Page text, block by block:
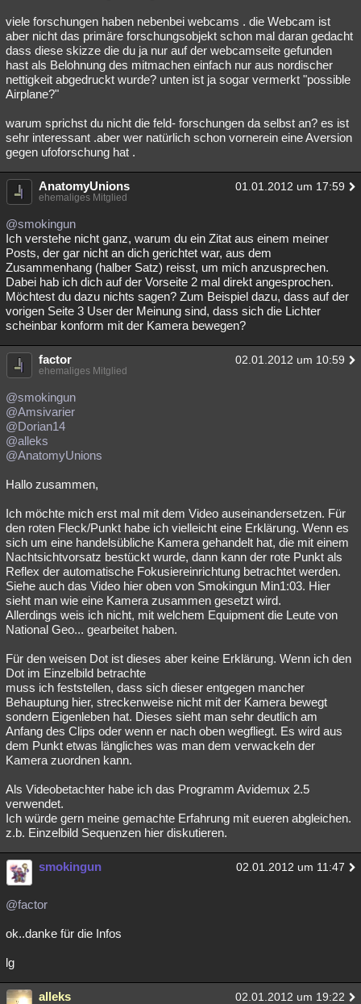
viele forschungen haben nebenbei webcams . die Webcam ist
aber nicht das primäre forschungsobjekt schon mal daran gedacht
dass diese skizze die du ja nur auf der webcamseite gefunden
hast als Belohnung des mitmachen einfach nur aus nordischer
nettigkeit abgedruckt wurde? unten ist ja sogar vermerkt "possible
Airplane?"
warum sprichst du nicht die feld- forschungen da selbst an? es ist
sehr interessant .aber wer natürlich schon vornerein eine Aversion
gegen ufoforschung hat .
AnatomyUnions 01.01.2012 um 17:59
ehemaliges Mitglied
@smokingun
Ich verstehe nicht ganz, warum du ein Zitat aus einem meiner
Posts, der gar nicht an dich gerichtet war, aus dem
Zusammenhang (halber Satz) reisst, um mich anzusprechen.
Dabei hab ich dich auf der Vorseite 2 mal direkt angesprochen.
Möchtest du dazu nichts sagen? Zum Beispiel dazu, dass auf der
vorigen Seite 3 User der Meinung sind, dass sich die Lichter
scheinbar konform mit der Kamera bewegen?
factor 02.01.2012 um 10:59
ehemaliges Mitglied
@smokingun
@Amsivarier
@Dorian14
@alleks
@AnatomyUnions
Hallo zusammen,
Ich möchte mich erst mal mit dem Video auseinandersetzen. Für
den roten Fleck/Punkt habe ich vielleicht eine Erklärung. Wenn es
sich um eine handelsübliche Kamera gehandelt hat, die mit einem
Nachtsichtvorsatz bestückt wurde, dann kann der rote Punkt als
Reflex der automatische Fokusiereinrichtung betrachtet werden.
Siehe auch das Video hier oben von Smokingun Min1:03. Hier
sieht man wie eine Kamera zusammen gesetzt wird.
Allerdings weis ich nicht, mit welchem Equipment die Leute von
National Geo... gearbeitet haben.
Für den weisen Dot ist dieses aber keine Erklärung. Wenn ich den
Dot im Einzelbild betrachte
muss ich feststellen, dass sich dieser entgegen mancher
Behauptung hier, streckenweise nicht mit der Kamera bewegt
sondern Eigenleben hat. Dieses sieht man sehr deutlich am
Anfang des Clips oder wenn er nach oben wegfliegt. Es wird aus
dem Punkt etwas längliches was man dem verwackeln der
Kamera zuordnen kann.
Als Videobetachter habe ich das Programm Avidemux 2.5
verwendet.
Ich würde gern meine gemachte Erfahrung mit eueren abgleichen.
z.b. Einzelbild Sequenzen hier diskutieren.
smokingun 02.01.2012 um 11:47
@factor
ok..danke für die Infos
lg
alleks 02.01.2012 um 19:22